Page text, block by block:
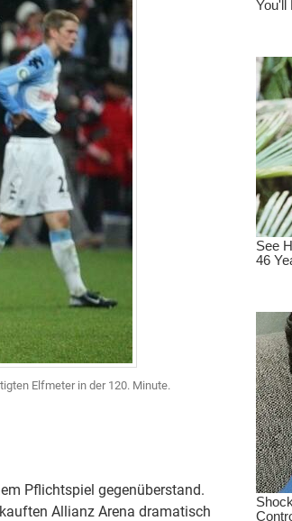
Elfmeter in der 120. Minute.
Pflichtspiel gegenüberstand.
Allianz Arena dramatisch